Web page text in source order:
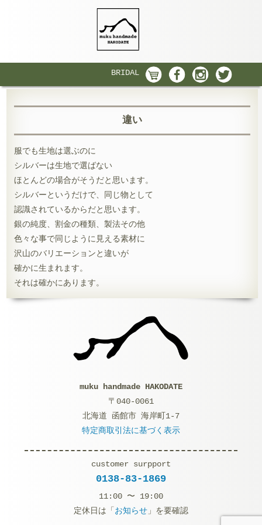
BRIDAL
違い
服でも生地は選ぶのに
シルバーは生地で選ばない
ほとんどの場合がそうだと思います。
シルバーというだけで、同じ物として
認識されているからだと思います。
銀の純度、割金の種類、製法その他
色々な事で同じように見える素材に
沢山のバリエーションと違いが
確かに生まれます。
それは確かにあります。
muku handmade HAKODATE
〒040-0061
北海道 函館市 海岸町1-7
特定商取引法に基づく表示
customer surpport
0138-83-1869
11:00 〜 19:00
定休日は「 お知らせ 」を要確認